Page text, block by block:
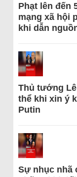
Phạt lên đến
mạng xã hội
khi dẫn
Thủ tướng
thể khi xin ý
Putin
Sự nhục nhã